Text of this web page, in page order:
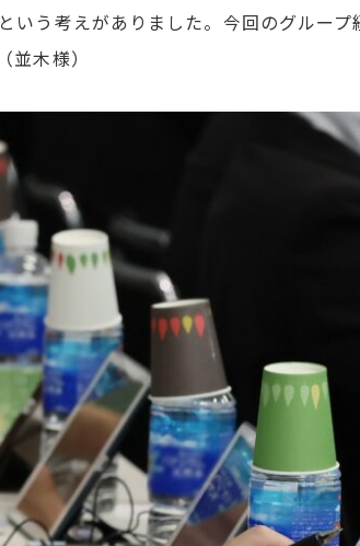
いう考えがありました。今回のグルー
木様）